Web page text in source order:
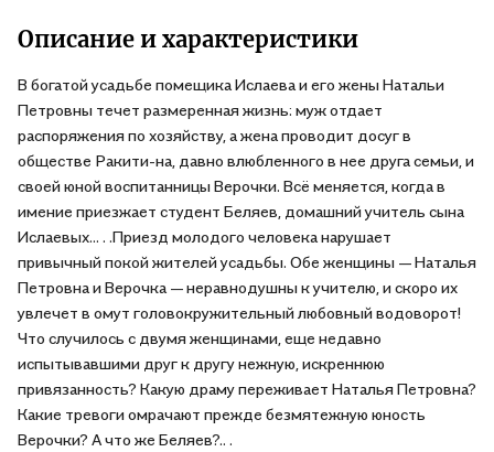
Описание и характеристики
В богатой усадьбе помещика Ислаева и его жены Натальи
Петровны течет размеренная жизнь: муж отдает
распоряжения по хозяйству, а жена проводит досуг в
обществе Ракити-на, давно влюбленного в нее друга семьи, и
своей юной воспитанницы Верочки. Всё меняется, когда в
имение приезжает студент Беляев, домашний учитель сына
Ислаевых... . .Приезд молодого человека нарушает
привычный покой жителей усадьбы. Обе женщины — Наталья
Петровна и Верочка — неравнодушны к учителю, и скоро их
увлечет в омут головокружительный любовный водоворот!
Что случилось с двумя женщинами, еще недавно
испытывавшими друг к другу нежную, искреннюю
привязанность? Какую драму переживает Наталья Петровна?
Какие тревоги омрачают прежде безмятежную юность
Верочки? А что же Беляев?.. .